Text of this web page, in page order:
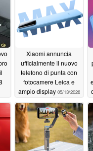
Xiaomi annuncia
ufficialmente il nuovo
telefono di punta con
fotocamere Leica e
ampio display 05/13/2026